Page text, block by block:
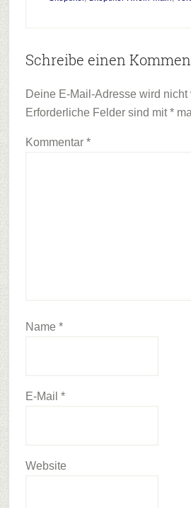
Leser-
Schreibe einen
Deine E-Mail-Adresse wird nicht
Erforderliche Felder sind mit*
Kommentar *
Name *
E-Mail *
Website